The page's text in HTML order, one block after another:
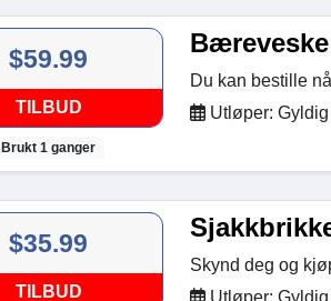
$59.99
TILBUD
Brukt 1 ganger
Du kan bestille
Utløper: Gyldig
$35.99
TILBUD
Skynd deg og
Utløper: Gyldig